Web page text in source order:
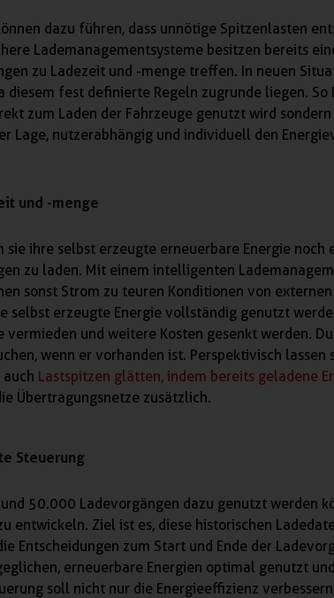
dazu führen, dass unnötige Spitzenlasten
Lademanagementsysteme besitzen bereits
zu Ladezeit und -menge treffen. In neuen
fest definierte Regeln zugrunde liegen. So
zum Laden der Fahrzeuge genutzt wird sondern
Lage, nutzerabhängig und individuell den
und -menge
sie ihre selbst erzeugte erneuerbare Energie noch
zu laden. Mit einem intelligenten
sonst Strom zu teuren Konditionen von externen
selbst erzeugte Energie vollständig genutzt
und weitere Kosten gesenkt werden.
wenn er vorhanden ist. Perspektivisch lassen
Lastspitzen glätten, indem bereits geladene
Übertragungsnetze zusätzlich.
Steuerung
50.000 Ladevorgängen dazu genutzt werden
entwickeln. Ziel ist es, diese historischen
Entscheidungen zum Start und Ende der
erneuerbare Energien optimal genutzt
soll nicht nur die Energieeffizienz